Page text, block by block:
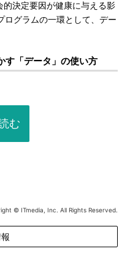
決定要因が健康に与える影
ログラムの一環として、デー
す「データ」の使い方
む
© ITmedia, Inc. All Rights Reserved.